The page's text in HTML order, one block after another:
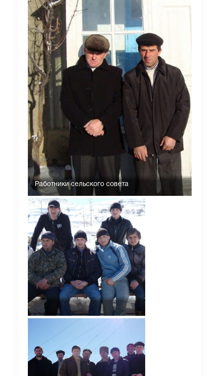
Работники сельского совета